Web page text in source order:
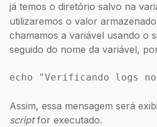
já temos o diretório salvo na
utilizaremos o valor
chamamos a variável usando o
seguido do nome da variável,
Assim, essa mensagem será
scriptfor executado.